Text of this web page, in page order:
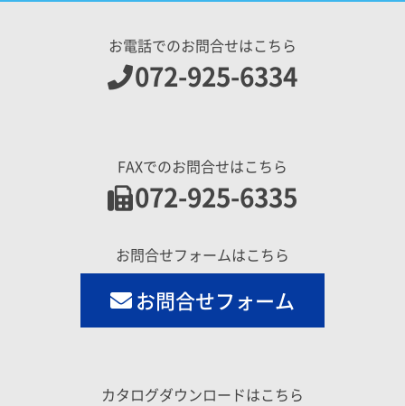
お電話でのお問合せはこちら
072-925-6334
FAXでのお問合せはこちら
072-925-6335
お問合せフォームはこちら
お問合せフォーム
カタログダウンロードはこちら